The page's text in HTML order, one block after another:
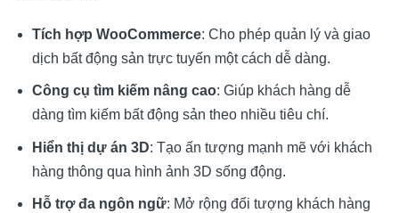
Tích hợp WooCommerce: Cho phép quản lý và giao
dịch bất động sản trực tuyến một cách dễ dàng.
Công cụ tìm kiếm nâng cao: Giúp khách hàng dễ
dàng tìm kiếm bất động sản theo nhiều tiêu chí.
Hiển thị dự án 3D: Tạo ấn tượng mạnh mẽ với khách
hàng thông qua hình ảnh 3D sống động.
Hỗ trợ đa ngôn ngữ: Mở rộng đối tượng khách hàng